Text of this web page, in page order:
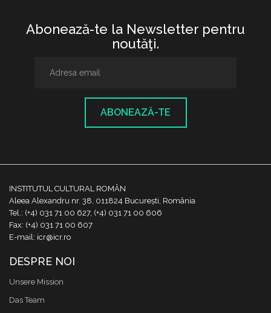
Abonează-te la Newsletter pentru
noutăţi.
ABONEAZĂ-TE
INSTITUTUL CULTURAL ROMÂN
Aleea Alexandru nr. 38, 011824 București, România
Tel.: (+4) 031 71 00 627, (+4) 031 71 00 606
Fax: (+4) 031 71 00 607
E-mail: icr@icr.ro
DESPRE NOI
Unsere Mission
Das Team